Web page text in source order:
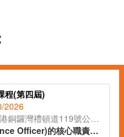
程(第四屆)
2026
@持續進修中心(香港銅鑼灣禮頓道119號公理堂大樓21-23樓)
合規主任(Compliance Officer)的核心職責在於監督公司日常運作，確保業務流程符合各項法例要求及行業標準，亦要了解監管機構的政策取向和整個監管環境的轉變，從而為公司制定監測程序及指引，提供建議及支援。課程由專業導師講授有關合規主任的職責、風險管理、處理公司內部合規問題等知識，為有意投身合規行業人士提供基礎培訓及行業知識，成為開拓職涯的助力。